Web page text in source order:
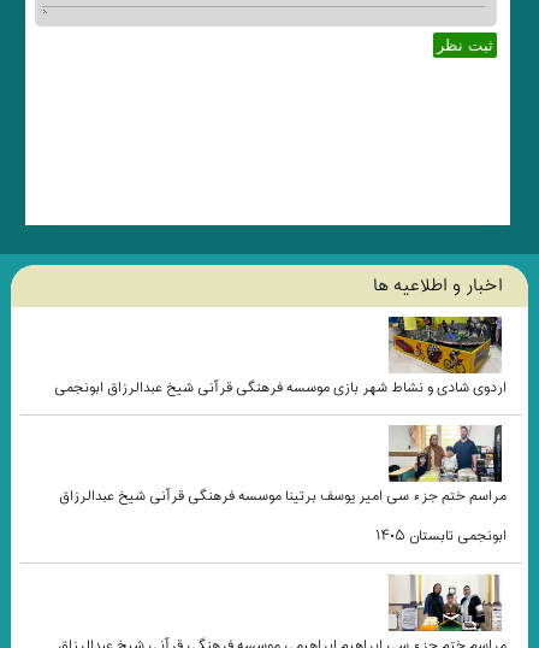
اخبار و اطلاعيه ها
اردوی شادی و نشاط شهر بازی موسسه فرهنگی قرآنی شیخ عبدالرزاق ابونجمی
مراسم ختم جزء سی امیر یوسف برتینا موسسه فرهنگی قرآنی شیخ عبدالرزاق
ابونجمی تابستان ۱۴۰۵